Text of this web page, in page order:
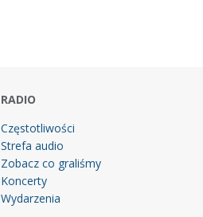
RADIO
Częstotliwości
Strefa audio
Zobacz co graliśmy
Koncerty
Wydarzenia